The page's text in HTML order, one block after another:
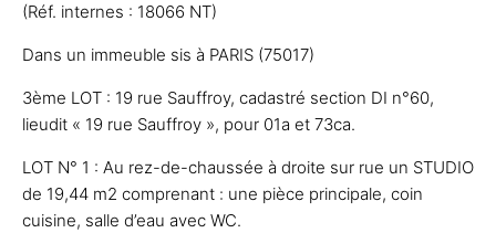
(Réf. internes : 18066 NT)
Dans un immeuble sis à PARIS (75017)
3ème LOT : 19 rue Sauffroy, cadastré section DI n°60,
lieudit « 19 rue Sauffroy », pour 01a et 73ca.
LOT N° 1 : Au rez-de-chaussée à droite sur rue un STUDIO
de 19,44 m2 comprenant : une pièce principale, coin
cuisine, salle d’eau avec WC.